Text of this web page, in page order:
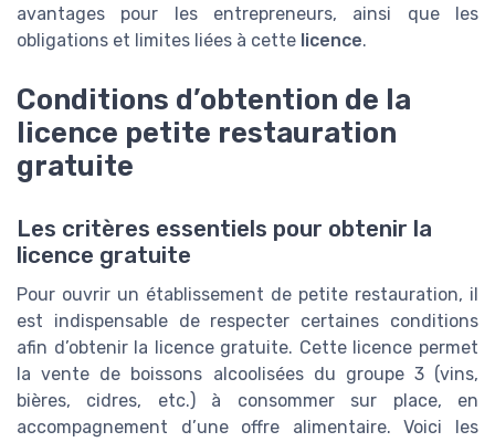
avantages pour les entrepreneurs, ainsi que les
obligations et limites liées à cette licence.
Conditions d’obtention de la
licence petite restauration
gratuite
Les critères essentiels pour obtenir la
licence gratuite
Pour ouvrir un établissement de petite restauration, il
est indispensable de respecter certaines conditions
afin d’obtenir la licence gratuite. Cette licence permet
la vente de boissons alcoolisées du groupe 3 (vins,
bières, cidres, etc.) à consommer sur place, en
accompagnement d’une offre alimentaire. Voici les